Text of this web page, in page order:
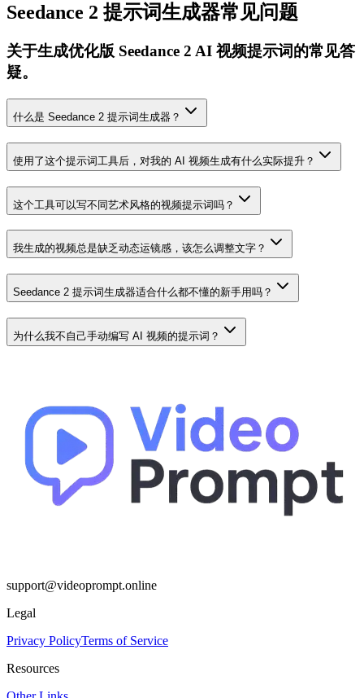
Seedance 2 提示词生成器常见问题
关于生成优化版 Seedance 2 AI 视频提示词的常见答
疑。
什么是 Seedance 2 提示词生成器？
使用了这个提示词工具后，对我的 AI 视频生成有什么实际提升？
这个工具可以写不同艺术风格的视频提示词吗？
我生成的视频总是缺乏动态运镜感，该怎么调整文字？
Seedance 2 提示词生成器适合什么都不懂的新手用吗？
为什么我不自己手动编写 AI 视频的提示词？
support@videoprompt.online
Legal
Privacy PolicyTerms of Service
Resources